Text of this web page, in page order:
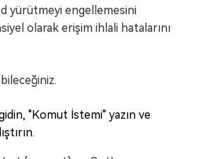
yürütmeyi engellemesini
olarak erişim ihlali hatalarını
"Komut İstemi" yazın ve